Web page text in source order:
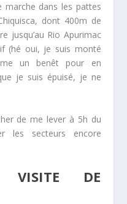
marche dans les pattes
dont 400m de
jusqu’au Rio Apurimac
(hé oui, je suis monté
un benêt pour en
je suis épuisé, je ne
de me lever à 5h du
les secteurs encore
DE